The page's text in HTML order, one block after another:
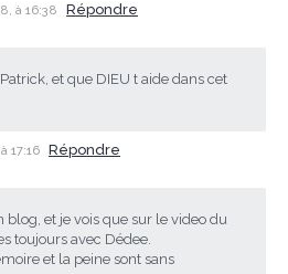
à 16:38 Répondre
et que DIEU t aide dans cet
17:16 Répondre
blog, et je vois que sur le video du
toujours avec Dédee.
et la peine sont sans